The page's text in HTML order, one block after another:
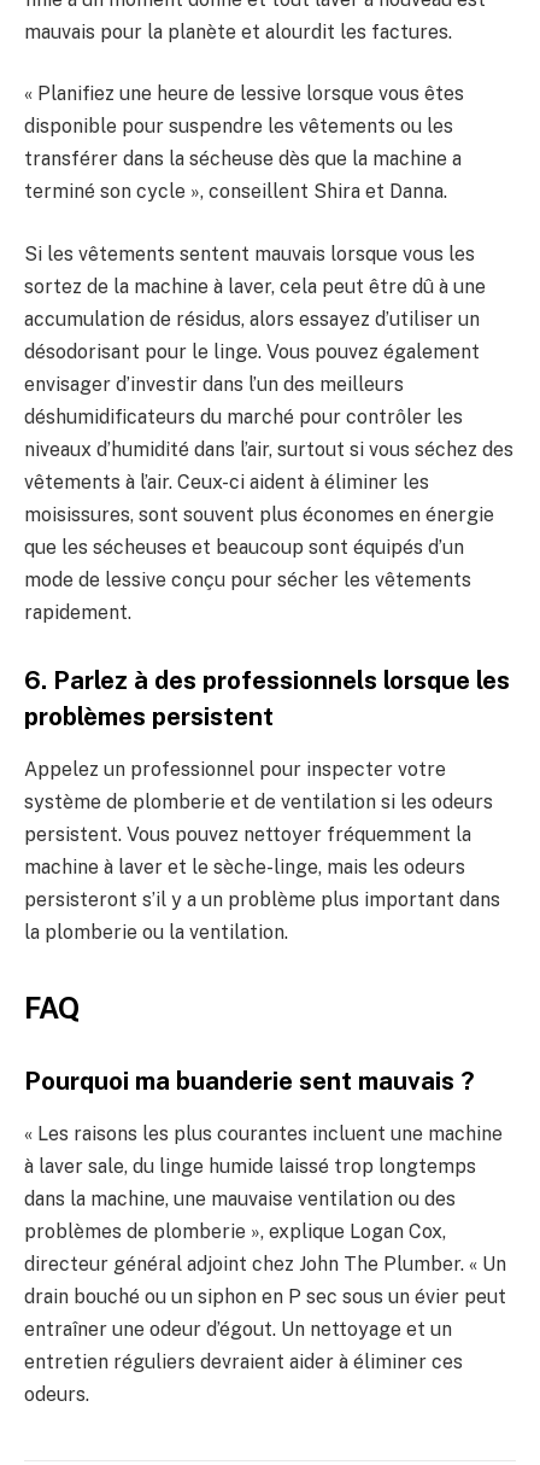
mauvais pour la planète et alourdit les factures.
« Planifiez une heure de lessive lorsque vous êtes
disponible pour suspendre les vêtements ou les
transférer dans la sécheuse dès que la machine a
terminé son cycle », conseillent Shira et Danna.
Si les vêtements sentent mauvais lorsque vous les
sortez de la machine à laver, cela peut être dû à une
accumulation de résidus, alors essayez d’utiliser un
désodorisant pour le linge. Vous pouvez également
envisager d’investir dans l’un des meilleurs
déshumidificateurs du marché pour contrôler les
niveaux d’humidité dans l’air, surtout si vous séchez des
vêtements à l’air. Ceux-ci aident à éliminer les
moisissures, sont souvent plus économes en énergie
que les sécheuses et beaucoup sont équipés d’un
mode de lessive conçu pour sécher les vêtements
rapidement.
6. Parlez à des professionnels lorsque les
problèmes persistent
Appelez un professionnel pour inspecter votre
système de plomberie et de ventilation si les odeurs
persistent. Vous pouvez nettoyer fréquemment la
machine à laver et le sèche-linge, mais les odeurs
persisteront s’il y a un problème plus important dans
la plomberie ou la ventilation.
FAQ
Pourquoi ma buanderie sent mauvais ?
« Les raisons les plus courantes incluent une machine
à laver sale, du linge humide laissé trop longtemps
dans la machine, une mauvaise ventilation ou des
problèmes de plomberie », explique Logan Cox,
directeur général adjoint chez John The Plumber. « Un
drain bouché ou un siphon en P sec sous un évier peut
entraîner une odeur d’égout. Un nettoyage et un
entretien réguliers devraient aider à éliminer ces
odeurs.